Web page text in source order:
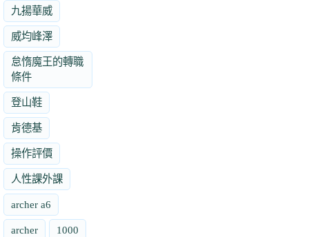
九揚華威
威均峰澤
怠惰魔王的轉職
條件
登山鞋
肯德基
操作評價
人性課外課
archer a6
archer 1000